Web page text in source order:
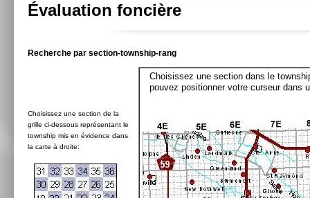
Évaluation foncière
Recherche par section-township-rang
Choisissez une section de la
grille ci-dessous représentant le
township mis en évidence dans
la carte à droite:
Choisissez une section dans le
pouvez positionner votre curseur dans